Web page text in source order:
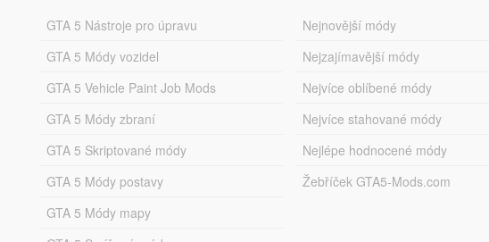
GTA 5 Nástroje pro úpravu
GTA 5 Módy vozidel
GTA 5 Vehicle Paint Job Mods
GTA 5 Módy zbraní
GTA 5 Skriptované módy
GTA 5 Módy postavy
GTA 5 Módy mapy
Nejnovější módy
Nejzajímavější módy
Nejvíce oblíbené módy
Nejvíce stahované módy
Nejlépe hodnocené módy
Žebříček GTA5-Mods.com